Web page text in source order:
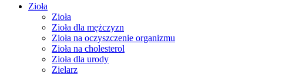
Zioła
Zioła
Zioła dla mężczyzn
Zioła na oczyszczenie organizmu
Zioła na cholesterol
Zioła dla urody
Zielarz